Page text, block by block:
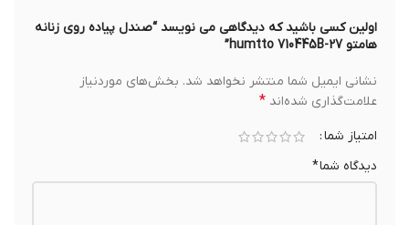
اولین کسی باشید که دیدگاهی می نویسد “صندل پیاده روی زنانه
هامتو humtto 710445B-27”
نشانی ایمیل شما منتشر نخواهد شد. بخش‌های موردنیاز
علامت‌گذاری شده‌اند*
امتیاز شما
دیدگاه شما*